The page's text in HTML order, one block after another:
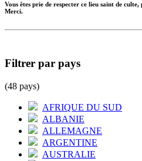
Vous êtes prie de respecter ce lieu saint de
Merci.
Filtrer par pays
(48 pays)
AFRIQUE DU SUD
ALBANIE
ALLEMAGNE
ARGENTINE
AUSTRALIE